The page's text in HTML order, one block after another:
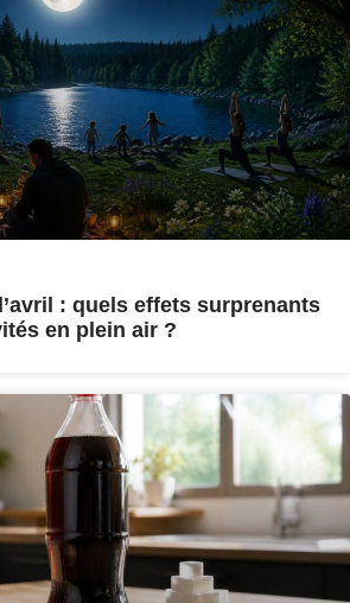
: quels effets surprenants
en plein air ?